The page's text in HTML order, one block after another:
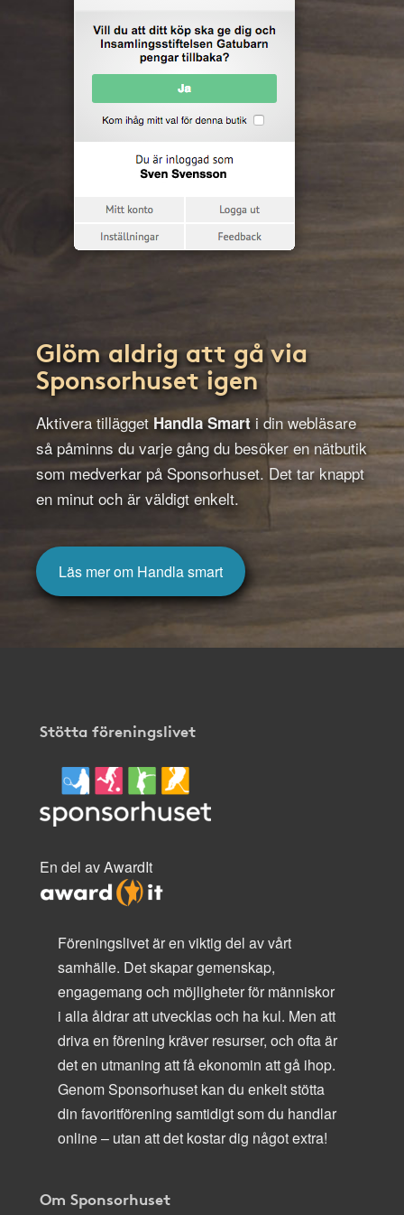
Glöm aldrig att gå via
Sponsorhuset igen
Aktivera tillägget Handla Smarti din webläsare
så påminns du varje gång du besöker en nätbutik
som medverkar på Sponsorhuset. Det tar knappt
en minut och är väldigt enkelt.
Läs mer om Handla smart
Stötta föreningslivet
En del av AwardIt
Föreningslivet är en viktig del av vårt
samhälle. Det skapar gemenskap,
engagemang och möjligheter för människor
i alla åldrar att utvecklas och ha kul. Men att
driva en förening kräver resurser, och ofta är
det en utmaning att få ekonomin att gå ihop.
Genom Sponsorhuset kan du enkelt stötta
din favoritförening samtidigt som du handlar
online – utan att det kostar dig något extra!
Om Sponsorhuset